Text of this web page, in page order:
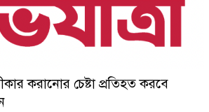
করানোর চেষ্টা প্রতিহত করবে